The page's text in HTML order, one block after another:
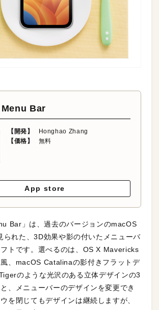
Bar
【開発】
Honghao Zhang
【価格】
無料
App store
Bar」は、過去のバージョンのmacOS
られた、3D効果や影の付いたメニューバ
トです。選べるのは、OS X Mavericks
、macOS Catalinaの影付きフラットデ
のような光沢のある立体デザインの3
、メニューバーのデザインを変更でき
を閉じてもデザインは継続しますが、